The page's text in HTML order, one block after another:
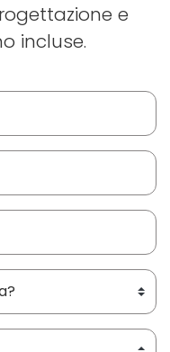
e
incluse.